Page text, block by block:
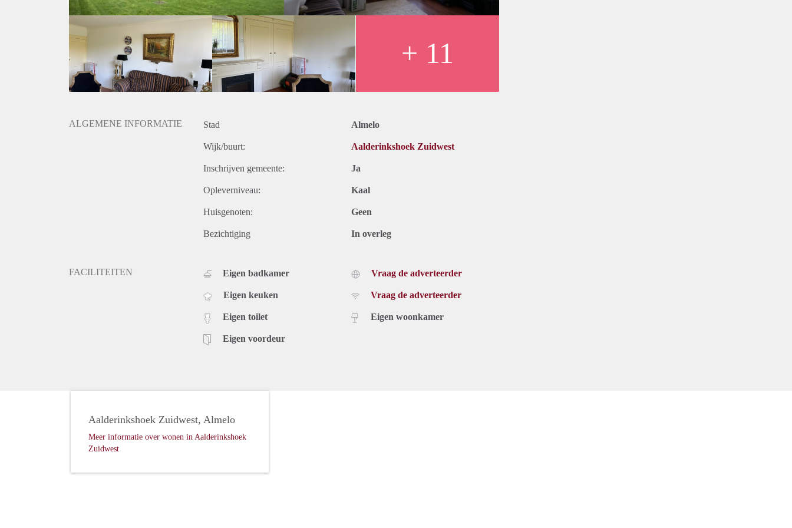
+ 11
ALGEMENE INFORMATIE Stad Almelo
Wijk/buurt: Aalderinkshoek Zuidwest
Inschrijven gemeente: Ja
Opleverniveau: Kaal
Huisgenoten: Geen
Bezichtiging In overleg
FACILITEITEN Eigen badkamer
Eigen keuken
Eigen toilet
Eigen voordeur
Vraag de adverteerder
Vraag de adverteerder
Eigen woonkamer
Aalderinkshoek Zuidwest, Almelo
Meer informatie over wonen in Aalderinkshoek
Zuidwest